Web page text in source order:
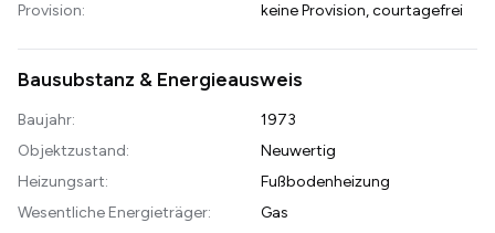
Provision:
keine Provision, courtagefrei
Bausubstanz & Energieausweis
Baujahr:
1973
Objektzustand:
Neuwertig
Heizungsart:
Fußbodenheizung
Wesentliche Energieträger:
Gas